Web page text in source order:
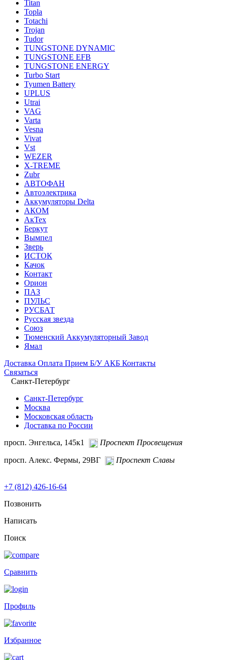
Titan
Topla
Totachi
Trojan
Tudor
TUNGSTONE DYNAMIC
TUNGSTONE EFB
TUNGSTONE ENERGY
Turbo Start
Tyumen Battery
UPLUS
Utrai
VAG
Varta
Vesna
Vivat
Vst
WEZER
X-TREME
Zubr
АВТОФАН
Автоэлектрика
Аккумуляторы Delta
АКОМ
АкТех
Беркут
Вымпел
Зверь
ИСТОК
Качок
Контакт
Орион
ПАЗ
ПУЛЬС
РУСБАТ
Русская звезда
Союз
Тюменский Аккумуляторный Завод
Ямал
Доставка Оплата Прием Б/У АКБ Контакты
Связаться
Санкт-Петербург
Санкт-Петербург
Москва
Московская область
Доставка по России
просп. Энгельса, 145к1
Проспект Просвещения
просп. Алекс. Фермы, 29ВГ Проспект Славы
+7 (812) 426-16-64
Позвонить
Написать
Поиск
Сравнить
Профиль
Избранное